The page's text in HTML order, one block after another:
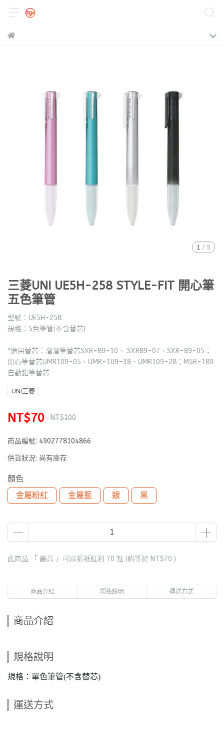
1 / 5
三菱UNI UE5H-258 STYLE-FIT 開心筆
五色筆管
型號：UE5H-258
規格：5色筆管(不含替芯)
*適用替芯：溜溜筆替芯SXR-89-10、 SXR89-07、SXR-89-05；
開心筆替芯UMR109-05、UMR-109-38、UMR109-28；M5R-189
自動鉛筆替芯
UNI三菱
NT$70 NT$100
商品編號: 4902778104866
供貨狀況: 尚有庫存
顏色
金屬粉紅
金屬藍 銀 黑
此商品 「 最高 」可以折抵紅利 70 點 (約等於 NT$70 )
商品介紹 規格說明 運送方式
商品介紹
規格說明
規格：單色筆管(不含替芯)
運送方式